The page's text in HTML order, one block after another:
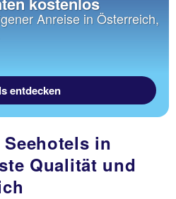
Anreise in Österreich,
entdecken
in
Qualität und